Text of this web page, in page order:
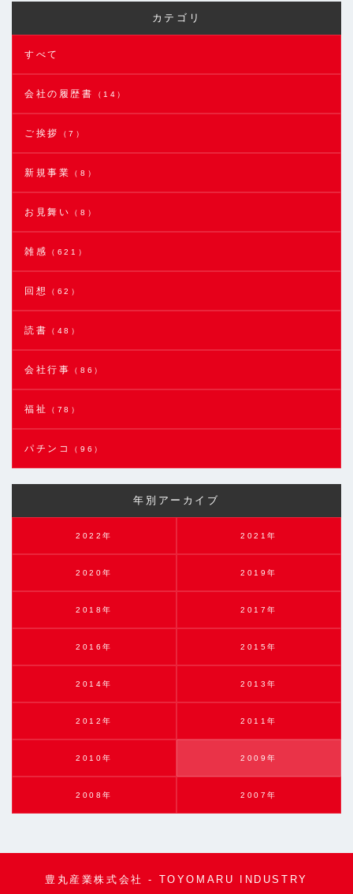
カテゴリ
すべて
会社の履歴書 （14）
ご挨拶 （7）
新規事業 （8）
お見舞い （8）
雑感 （621）
回想 （62）
読書 （48）
会社行事 （86）
福祉 （78）
パチンコ （96）
年別アーカイブ
2022年 2021年
2020年 2019年
2018年 2017年
2016年 2015年
2014年 2013年
2012年 2011年
2010年 2009年
2008年 2007年
豊丸産業株式会社 - TOYOMARU INDUSTRY